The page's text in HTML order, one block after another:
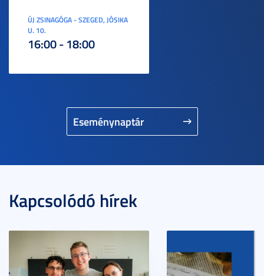
Eseménynaptár
ÚJ ZSINAGÓGA - SZEGED, JÓSIKA
U. 10.
16:00 - 18:00
Kapcsolódó hírek